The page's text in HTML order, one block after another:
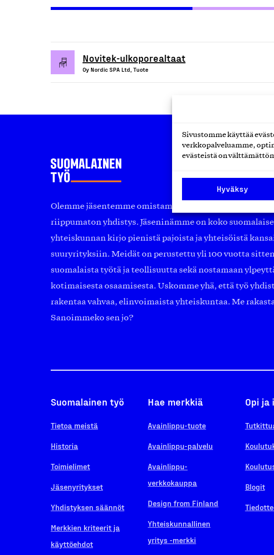
Sivustomme käyttää
verkkopalveluamme,
evästeistä on
Hyväksy
Novitek-ulkoporealtaat
Oy Nordic SPA Ltd, Tuote
Olemme jäsentemme omistama puolueeton,
riippumaton yhdistys. Jäseninämme on koko
yhteiskunnan kirjo pienistä pajoista ja yhteisöistä
suuryrityksiin. Meidät on perustettu yli 100 vuotta
suomalaista työtä ja teollisuutta sekä nostamaan
kotimaisesta osaamisesta. Uskomme yhä, että työ
rakentaa vahvaa, elinvoimaista yhteiskuntaa. Me
Sanoimmeko sen jo?
Suomalainen työ
Tietoa meistä
Historia
Toimielimet
Jäsenyritykset
Yhdistyksen säännöt
Merkkien kriteerit ja
käyttöehdot
Hae merkkiä
Avainlippu-tuote
Avainlippu-palvelu
Avainlippu-
verkkokauppa
Design from Finland
Yhteiskunnallinen
yritys -merkki
Opi ja
Blogit